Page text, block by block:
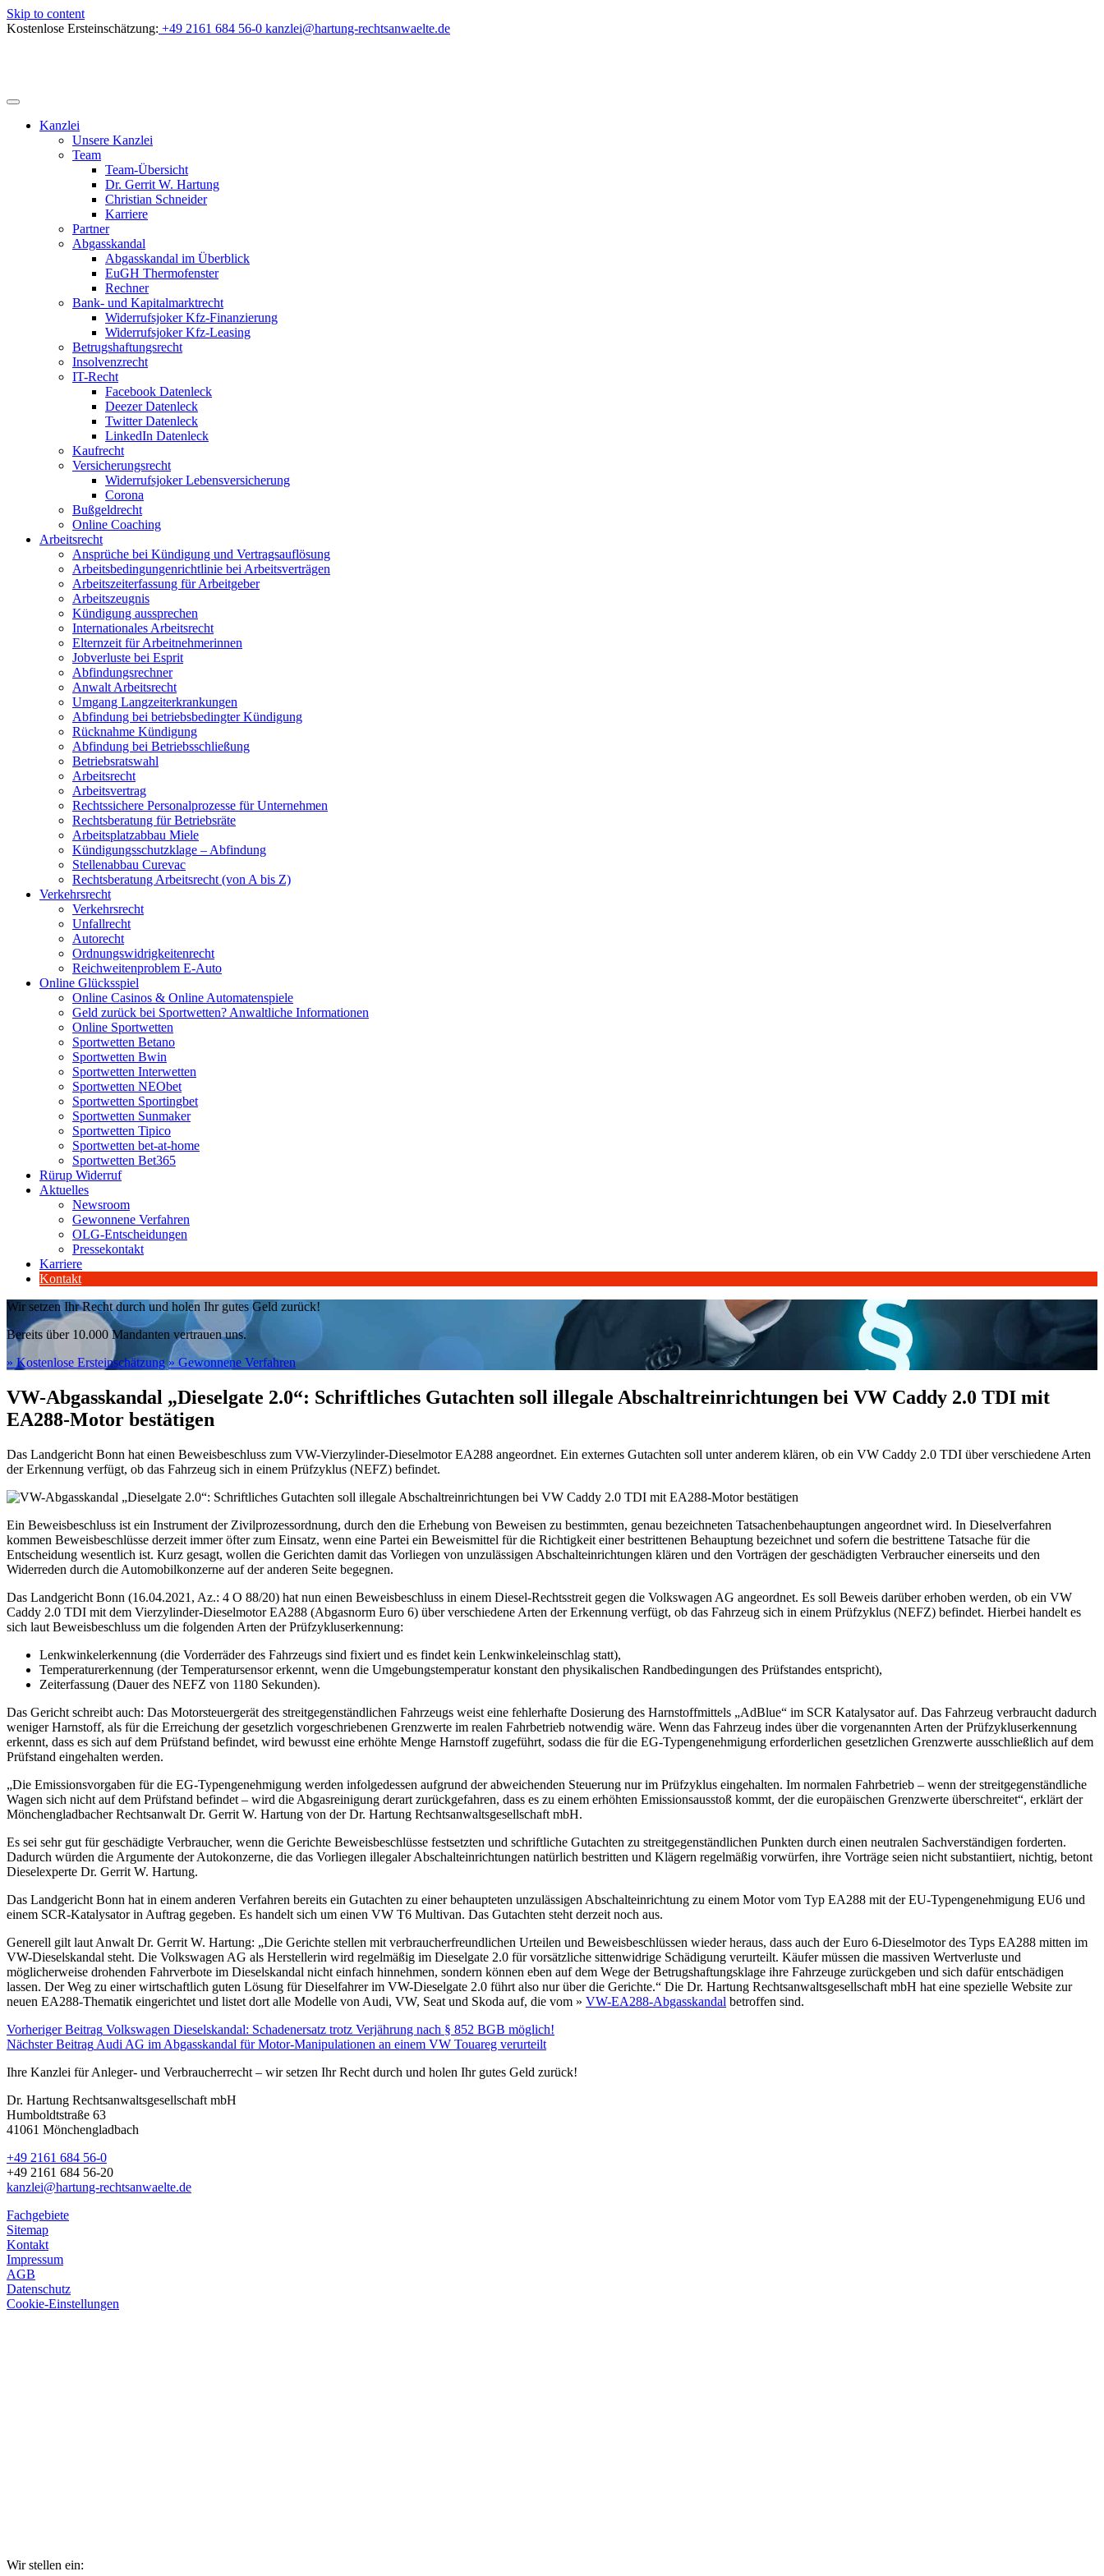
Skip to content
Kostenlose Ersteinschätzung: +49 2161 684 56-0 kanzlei@hartung-rechtsanwaelte.de
Kanzlei
Unsere Kanzlei
Team
Team-Übersicht
Dr. Gerrit W. Hartung
Christian Schneider
Karriere
Partner
Abgasskandal
Abgasskandal im Überblick
EuGH Thermofenster
Rechner
Bank- und Kapitalmarktrecht
Widerrufsjoker Kfz-Finanzierung
Widerrufsjoker Kfz-Leasing
Betrugshaftungsrecht
Insolvenzrecht
IT-Recht
Facebook Datenleck
Deezer Datenleck
Twitter Datenleck
LinkedIn Datenleck
Kaufrecht
Versicherungsrecht
Widerrufsjoker Lebensversicherung
Corona
Bußgeldrecht
Online Coaching
Arbeitsrecht
Ansprüche bei Kündigung und Vertragsauflösung
Arbeitsbedingungenrichtlinie bei Arbeitsverträgen
Arbeitszeiterfassung für Arbeitgeber
Arbeitszeugnis
Kündigung aussprechen
Internationales Arbeitsrecht
Elternzeit für Arbeitnehmerinnen
Jobverluste bei Esprit
Abfindungsrechner
Anwalt Arbeitsrecht
Umgang Langzeiterkrankungen
Abfindung bei betriebsbedingter Kündigung
Rücknahme Kündigung
Abfindung bei Betriebsschließung
Betriebsratswahl
Arbeitsrecht
Arbeitsvertrag
Rechtssichere Personalprozesse für Unternehmen
Rechtsberatung für Betriebsräte
Arbeitsplatzabbau Miele
Kündigungsschutzklage – Abfindung
Stellenabbau Curevac
Rechtsberatung Arbeitsrecht (von A bis Z)
Verkehrsrecht
Verkehrsrecht
Unfallrecht
Autorecht
Ordnungswidrigkeitenrecht
Reichweitenproblem E-Auto
Online Glücksspiel
Online Casinos & Online Automatenspiele
Geld zurück bei Sportwetten? Anwaltliche Informationen
Online Sportwetten
Sportwetten Betano
Sportwetten Bwin
Sportwetten Interwetten
Sportwetten NEObet
Sportwetten Sportingbet
Sportwetten Sunmaker
Sportwetten Tipico
Sportwetten bet-at-home
Sportwetten Bet365
Rürup Widerruf
Aktuelles
Newsroom
Gewonnene Verfahren
OLG-Entscheidungen
Pressekontakt
Karriere
Kontakt
Wir setzen Ihr Recht durch und holen Ihr gutes Geld zurück!
Bereits über 10.000 Mandanten vertrauen uns.
» Kostenlose Ersteinschätzung » Gewonnene Verfahren
VW-Abgasskandal „Dieselgate 2.0“: Schriftliches Gutachten soll illegale Abschaltreinrichtungen bei VW Caddy 2.0 TDI mit
EA288-Motor bestätigen
Das Landgericht Bonn hat einen Beweisbeschluss zum VW-Vierzylinder-Dieselmotor EA288 angeordnet. Ein externes Gutachten soll unter anderem klären, ob ein VW Caddy 2.0 TDI über verschiedene Arten
der Erkennung verfügt, ob das Fahrzeug sich in einem Prüfzyklus (NEFZ) befindet.
Ein Beweisbeschluss ist ein Instrument der Zivilprozessordnung, durch den die Erhebung von Beweisen zu bestimmten, genau bezeichneten Tatsachenbehauptungen angeordnet wird. In Dieselverfahren
kommen Beweisbeschlüsse derzeit immer öfter zum Einsatz, wenn eine Partei ein Beweismittel für die Richtigkeit einer bestrittenen Behauptung bezeichnet und sofern die bestrittene Tatsache für die
Entscheidung wesentlich ist. Kurz gesagt, wollen die Gerichten damit das Vorliegen von unzulässigen Abschalteinrichtungen klären und den Vorträgen der geschädigten Verbraucher einerseits und den
Widerreden durch die Automobilkonzerne auf der anderen Seite begegnen.
Das Landgericht Bonn (16.04.2021, Az.: 4 O 88/20) hat nun einen Beweisbeschluss in einem Diesel-Rechtsstreit gegen die Volkswagen AG angeordnet. Es soll Beweis darüber erhoben werden, ob ein VW
Caddy 2.0 TDI mit dem Vierzylinder-Dieselmotor EA288 (Abgasnorm Euro 6) über verschiedene Arten der Erkennung verfügt, ob das Fahrzeug sich in einem Prüfzyklus (NEFZ) befindet. Hierbei handelt es
sich laut Beweisbeschluss um die folgenden Arten der Prüfzykluserkennung:
Lenkwinkelerkennung (die Vorderräder des Fahrzeugs sind fixiert und es findet kein Lenkwinkeleinschlag statt),
Temperaturerkennung (der Temperatursensor erkennt, wenn die Umgebungstemperatur konstant den physikalischen Randbedingungen des Prüfstandes entspricht),
Zeiterfassung (Dauer des NEFZ von 1180 Sekunden).
Das Gericht schreibt auch: Das Motorsteuergerät des streitgegenständlichen Fahrzeugs weist eine fehlerhafte Dosierung des Harnstoffmittels „AdBlue“ im SCR Katalysator auf. Das Fahrzeug verbraucht dadurch
weniger Harnstoff, als für die Erreichung der gesetzlich vorgeschriebenen Grenzwerte im realen Fahrbetrieb notwendig wäre. Wenn das Fahrzeug indes über die vorgenannten Arten der Prüfzykluserkennung
erkennt, dass es sich auf dem Prüfstand befindet, wird bewusst eine erhöhte Menge Harnstoff zugeführt, sodass die für die EG-Typengenehmigung erforderlichen gesetzlichen Grenzwerte ausschließlich auf dem
Prüfstand eingehalten werden.
„Die Emissionsvorgaben für die EG-Typengenehmigung werden infolgedessen aufgrund der abweichenden Steuerung nur im Prüfzyklus eingehalten. Im normalen Fahrbetrieb – wenn der streitgegenständliche
Wagen sich nicht auf dem Prüfstand befindet – wird die Abgasreinigung derart zurückgefahren, dass es zu einem erhöhten Emissionsausstoß kommt, der die europäischen Grenzwerte überschreitet“, erklärt der
Mönchengladbacher Rechtsanwalt Dr. Gerrit W. Hartung von der Dr. Hartung Rechtsanwaltsgesellschaft mbH.
Es sei sehr gut für geschädigte Verbraucher, wenn die Gerichte Beweisbeschlüsse festsetzten und schriftliche Gutachten zu streitgegenständlichen Punkten durch einen neutralen Sachverständigen forderten.
Dadurch würden die Argumente der Autokonzerne, die das Vorliegen illegaler Abschalteinrichtungen natürlich bestritten und Klägern regelmäßig vorwürfen, ihre Vorträge seien nicht substantiiert, nichtig, betont
Dieselexperte Dr. Gerrit W. Hartung.
Das Landgericht Bonn hat in einem anderen Verfahren bereits ein Gutachten zu einer behaupteten unzulässigen Abschalteinrichtung zu einem Motor vom Typ EA288 mit der EU-Typengenehmigung EU6 und
einem SCR-Katalysator in Auftrag gegeben. Es handelt sich um einen VW T6 Multivan. Das Gutachten steht derzeit noch aus.
Generell gilt laut Anwalt Dr. Gerrit W. Hartung: „Die Gerichte stellen mit verbraucherfreundlichen Urteilen und Beweisbeschlüssen wieder heraus, dass auch der Euro 6-Dieselmotor des Typs EA288 mitten im
VW-Dieselskandal steht. Die Volkswagen AG als Herstellerin wird regelmäßig im Dieselgate 2.0 für vorsätzliche sittenwidrige Schädigung verurteilt. Käufer müssen die massiven Wertverluste und
möglicherweise drohenden Fahrverbote im Dieselskandal nicht einfach hinnehmen, sondern können eben auf dem Wege der Betrugshaftungsklage ihre Fahrzeuge zurückgeben und sich dafür entschädigen
lassen. Der Weg zu einer wirtschaftlich guten Lösung für Dieselfahrer im VW-Dieselgate 2.0 führt also nur über die Gerichte.“ Die Dr. Hartung Rechtsanwaltsgesellschaft mbH hat eine spezielle Website zur
neuen EA288-Thematik eingerichtet und listet dort alle Modelle von Audi, VW, Seat und Skoda auf, die vom » VW-EA288-Abgasskandal betroffen sind.
Vorheriger Beitrag Volkswagen Dieselskandal: Schadenersatz trotz Verjährung nach § 852 BGB möglich!
Nächster Beitrag Audi AG im Abgasskandal für Motor-Manipulationen an einem VW Touareg verurteilt
Ihre Kanzlei für Anleger- und Verbraucherrecht – wir setzen Ihr Recht durch und holen Ihr gutes Geld zurück!
Dr. Hartung Rechtsanwaltsgesellschaft mbH
Humboldtstraße 63
41061 Mönchengladbach
+49 2161 684 56-0
+49 2161 684 56-20
kanzlei@hartung-rechtsanwaelte.de
Fachgebiete
Sitemap
Kontakt
Impressum
AGB
Datenschutz
Cookie-Einstellungen
Wir stellen ein: